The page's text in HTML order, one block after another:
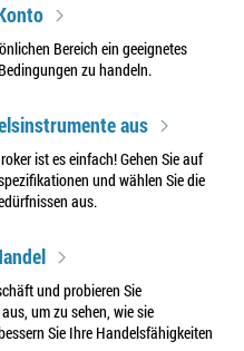
Bereich ein geeignetes
zu handeln.
aus
ist es einfach! Gehen Sie auf
und wählen Sie die
aus.
und probieren Sie
um zu sehen, wie sie
Sie Ihre Handelsfähigkeiten